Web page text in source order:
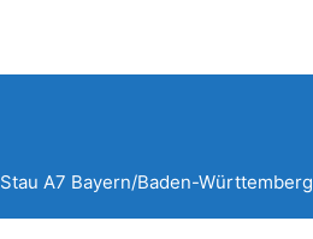
Stau A7 Bayern/Baden-Württemberg